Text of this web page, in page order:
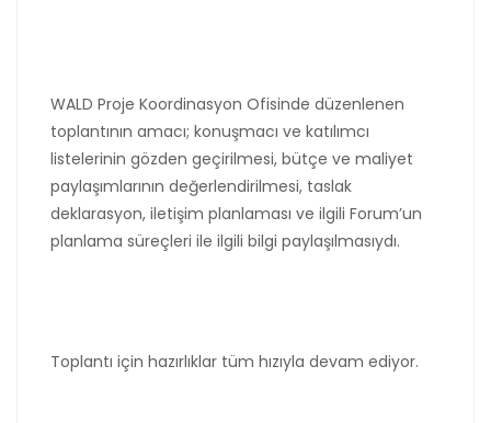
WALD Proje Koordinasyon Ofisinde düzenlenen
toplantının amacı; konuşmacı ve katılımcı
listelerinin gözden geçirilmesi, bütçe ve maliyet
paylaşımlarının değerlendirilmesi, taslak
deklarasyon, iletişim planlaması ve ilgili Forum’un
planlama süreçleri ile ilgili bilgi paylaşılmasıydı.
Toplantı için hazırlıklar tüm hızıyla devam ediyor.